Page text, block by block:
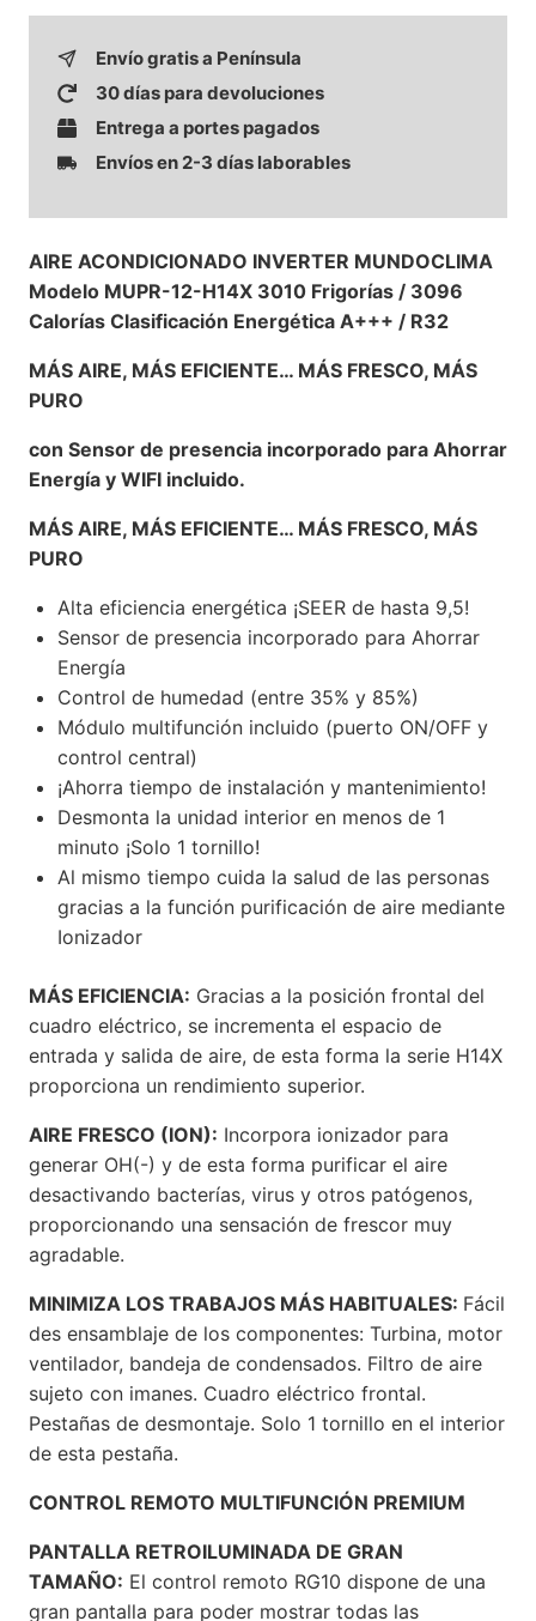
Envío gratis a Península
30 días para devoluciones
Entrega a portes pagados
Envíos en 2-3 días laborables
AIRE ACONDICIONADO INVERTER MUNDOCLIMA
Modelo MUPR-12-H14X 3010 Frigorías / 3096
Calorías Clasificación Energética A+++ / R32
MÁS AIRE, MÁS EFICIENTE… MÁS FRESCO, MÁS
PURO
con Sensor de presencia incorporado para Ahorrar
Energía y WIFI incluido.
MÁS AIRE, MÁS EFICIENTE… MÁS FRESCO, MÁS
PURO
Alta eficiencia energética ¡SEER de hasta 9,5!
Sensor de presencia incorporado para Ahorrar
Energía
Control de humedad (entre 35% y 85%)
Módulo multifunción incluido (puerto ON/OFF y
control central)
¡Ahorra tiempo de instalación y mantenimiento!
Desmonta la unidad interior en menos de 1
minuto ¡Solo 1 tornillo!
Al mismo tiempo cuida la salud de las personas
gracias a la función purificación de aire mediante
Ionizador
MÁS EFICIENCIA: Gracias a la posición frontal del
cuadro eléctrico, se incrementa el espacio de
entrada y salida de aire, de esta forma la serie H14X
proporciona un rendimiento superior.
AIRE FRESCO (ION): Incorpora ionizador para
generar OH(-) y de esta forma purificar el aire
desactivando bacterías, virus y otros patógenos,
proporcionando una sensación de frescor muy
agradable.
MINIMIZA LOS TRABAJOS MÁS HABITUALES: Fácil
des ensamblaje de los componentes: Turbina, motor
ventilador, bandeja de condensados. Filtro de aire
sujeto con imanes. Cuadro eléctrico frontal.
Pestañas de desmontaje. Solo 1 tornillo en el interior
de esta pestaña.
CONTROL REMOTO MULTIFUNCIÓN PREMIUM
PANTALLA RETROILUMINADA DE GRAN
TAMAÑO: El control remoto RG10 dispone de una
gran pantalla para poder mostrar todas las